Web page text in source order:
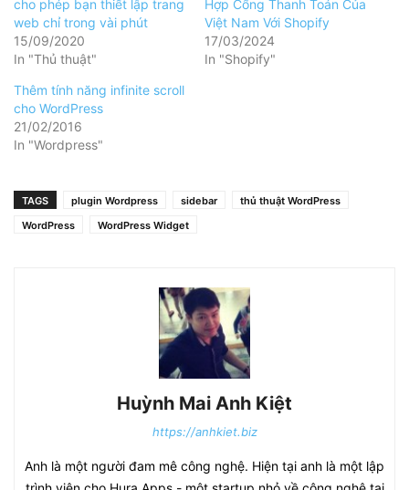
cho phép bạn thiết lập trang
web chỉ trong vài phút
15/09/2020
In "Thủ thuật"
Hợp Cổng Thanh Toán Của
Việt Nam Với Shopify
17/03/2024
In "Shopify"
Thêm tính năng infinite scroll
cho WordPress
21/02/2016
In "Wordpress"
TAGS plugin Wordpress sidebar
thủ thuật WordPress
WordPress
WordPress Widget
Huỳnh Mai Anh Kiệt
https://anhkiet.biz
Anh là một người đam mê công nghệ. Hiện tại anh là một lập